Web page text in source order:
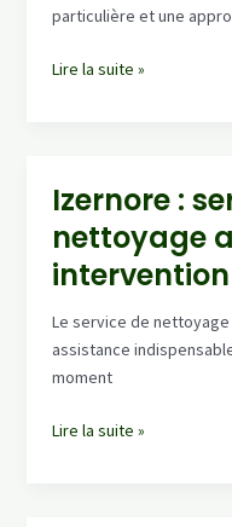
particulière et une
Buis-
après
décès
:
désinfection
&
remise
en
(devis
Lire la suite »
Izernore :
nettoyage
Le service de
assistance
moment
Izernore
Lire la suite »